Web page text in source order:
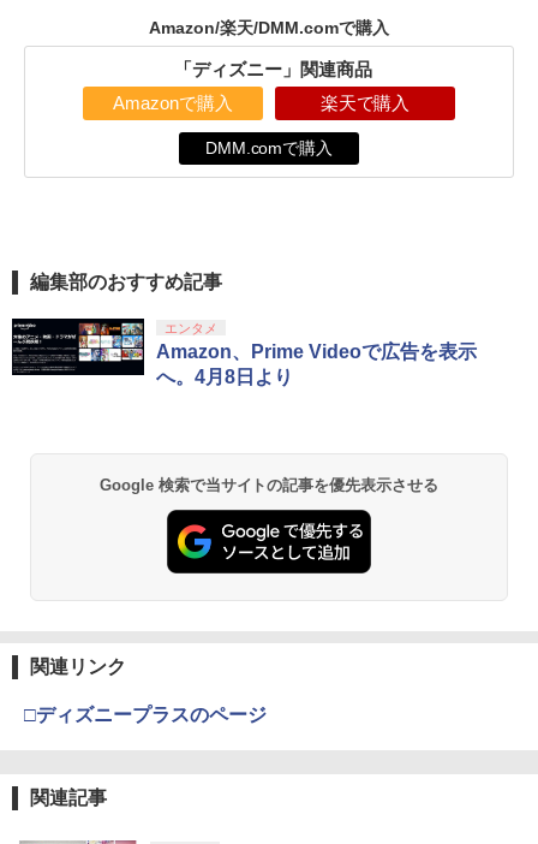
Amazon/楽天/DMM.comで購入
「ディズニー」関連商品
Amazonで購入 楽天で購入
DMM.comで購入
編集部のおすすめ記事
エンタメ
Amazon、Prime Videoで広告を表示
へ。4月8日より
Google 検索で当サイトの記事を優先表示させる
関連リンク
□ディズニープラスのページ
関連記事